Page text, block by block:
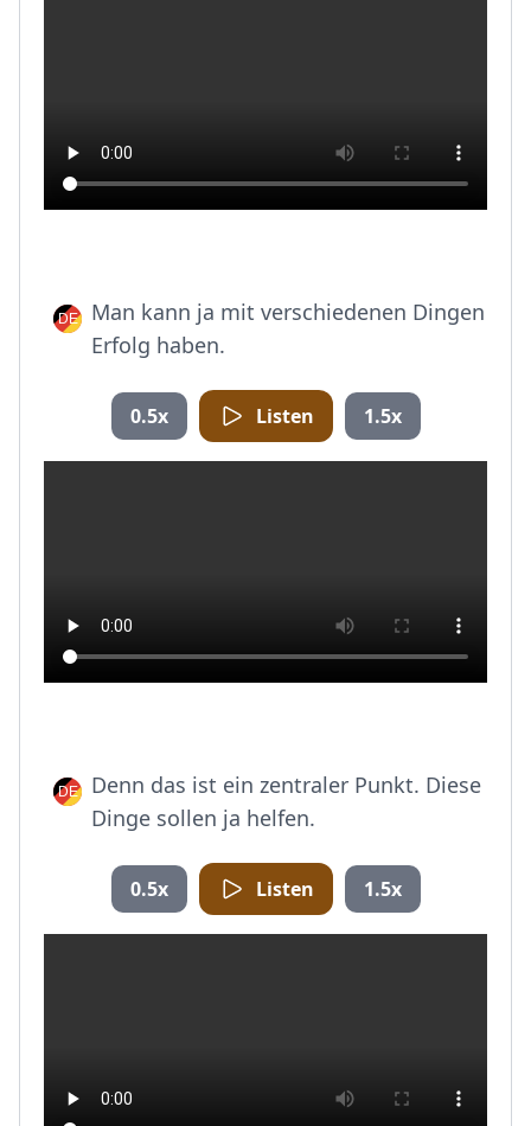
Man kann ja mit verschiedenen Dingen
Erfolg haben.
0.5x Listen 1.5x
Denn das ist ein zentraler Punkt. Diese
Dinge sollen ja helfen.
0.5x Listen 1.5x